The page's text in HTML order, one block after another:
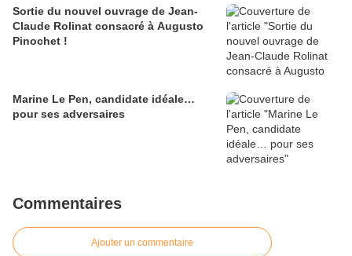
Sortie du nouvel ouvrage de Jean-
Claude Rolinat consacré à Augusto
Pinochet !
Marine Le Pen, candidate idéale…
pour ses adversaires
Commentaires
Ajouter un commentaire